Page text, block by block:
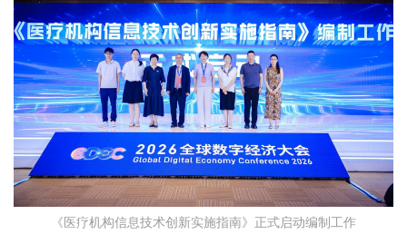
《医疗机构信息技术创新实施指南》正式启动编制工作